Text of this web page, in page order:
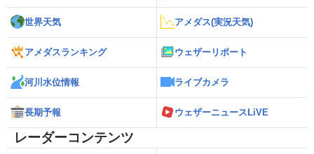
世界天気 アメダス(実況天気)
アメダスランキング ウェザーリポート
河川水位情報 ライブカメラ
長期予報 ウェザーニュースLiVE
レーダーコンテンツ